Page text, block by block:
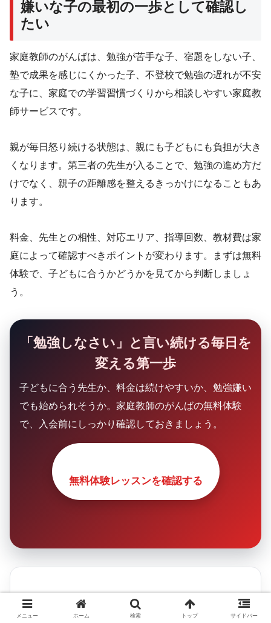
嫌いな子の最初の一歩として確認し
たい
家庭教師のがんばは、勉強が苦手な子、宿題をしない子、
塾で成果を感じにくかった子、不登校で勉強の遅れが不安
な子に、家庭での学習習慣づくりから相談しやすい家庭教
師サービスです。
親が毎日怒り続ける状態は、親にも子どもにも負担が大き
くなります。第三者の先生が入ることで、勉強の進め方だ
けでなく、親子の距離感を整えるきっかけになることもあ
ります。
料金、先生との相性、対応エリア、指導回数、教材費は家
庭によって確認すべきポイントが変わります。まずは無料
体験で、子どもに合うかどうかを見てから判断しましょ
う。
「勉強しなさい」と言い続ける毎日を
変える第一歩
子どもに合う先生か、料金は続けやすいか、勉強嫌い
でも始められそうか。家庭教師のがんばの無料体験
で、入会前にしっかり確認しておきましょう。
無料体験レッスンを確認する
メニュー ホーム 検索 トップ サイドバー